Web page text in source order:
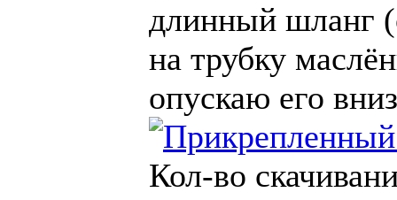
длинный шланг
на трубку
опускаю его
Кол-во